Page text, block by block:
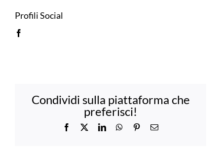
Profili Social
Condividi sulla piattaforma che
preferisci!
Facebook LinkedInWhatsApp
PinterestEmail